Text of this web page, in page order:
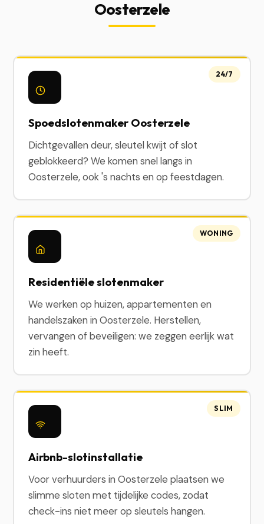
Oosterzele
Spoedslotenmaker Oosterzele
Dichtgevallen deur, sleutel kwijt of slot
geblokkeerd? We komen snel langs in
Oosterzele, ook 's nachts en op feestdagen.
24/7
Residentiële slotenmaker
We werken op huizen, appartementen en
handelszaken in Oosterzele. Herstellen,
vervangen of beveiligen: we zeggen eerlijk wat
zin heeft.
WONING
Airbnb-slotinstallatie
Voor verhuurders in Oosterzele plaatsen we
slimme sloten met tijdelijke codes, zodat
check-ins niet meer op sleutels hangen.
SLIM